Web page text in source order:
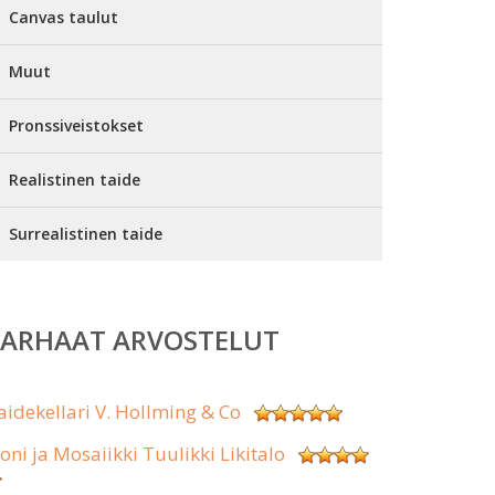
Canvas taulut
Muut
Pronssiveistokset
Realistinen taide
Surrealistinen taide
ARVOSTELUT
V. Hollming & Co
ja Mosaiikki Tuulikki Likitalo